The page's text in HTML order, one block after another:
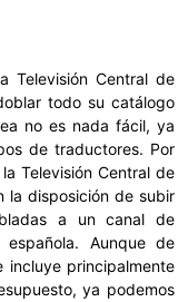
Televisión Central de
todo su catálogo
no es nada fácil, ya
de traductores. Por
Televisión Central de
la disposición de subir
a un canal de
Aunque de
incluye principalmente
ya podemos